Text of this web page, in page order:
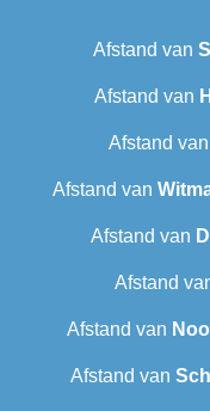
Afstand van
Afstand van
Afstand van
Afstand van
Afstand van
Afstand
Afstand van
Afstand van